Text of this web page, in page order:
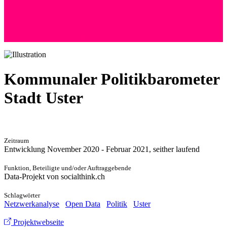
Kommunaler Politikbarometer
Stadt Uster
Zeitraum
Entwicklung November 2020 - Februar 2021, seither laufend
Funktion, Beteiligte und/oder Auftraggebende
Data-Projekt von socialthink.ch
Schlagwörter
Netzwerkanalyse Open Data Politik Uster
Projektwebseite